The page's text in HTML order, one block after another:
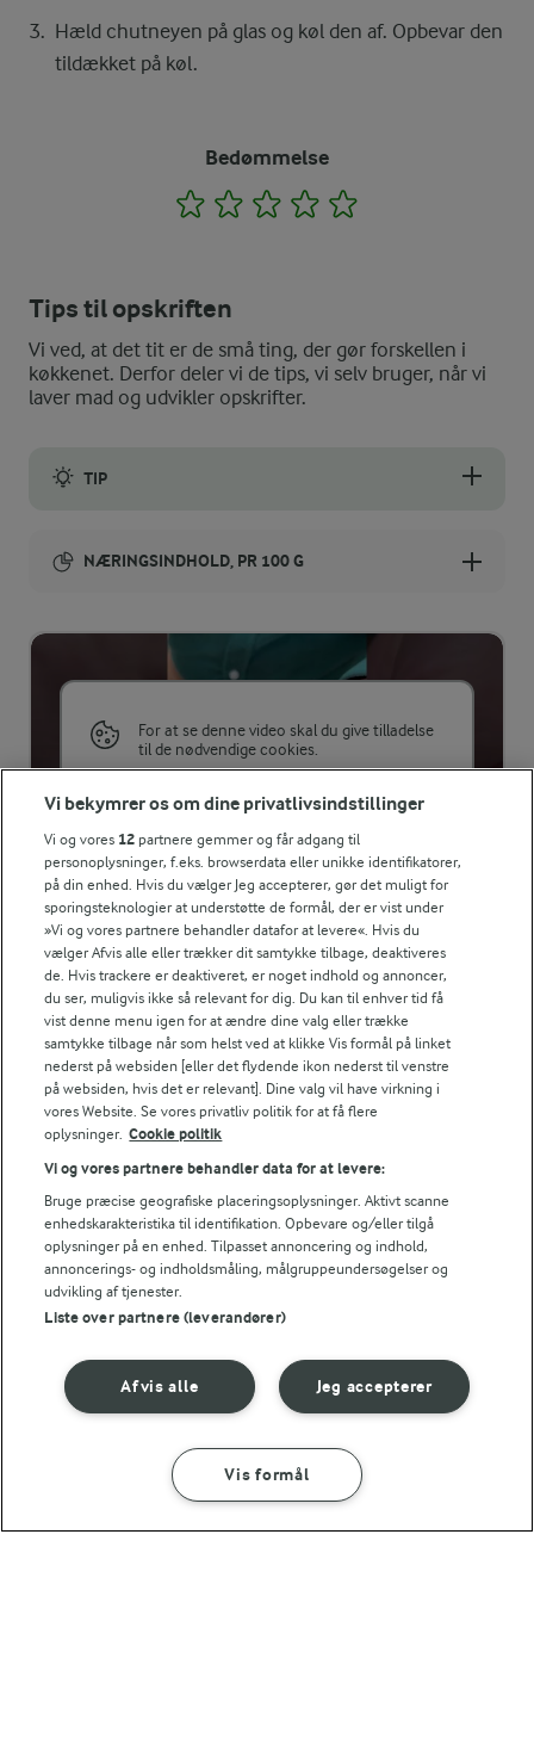
Hæld chutneyen på glas og køl den af. Opbevar den
tildækket på køl.
Bedømmelse
1 2 3 4
Tips til opskriften
Vi ved, at det tit er de små ting, der gør forskellen i
køkkenet. Derfor deler vi de tips, vi selv bruger, når vi
laver mad og udvikler opskrifter.
TIP
NÆRINGSINDHOLD, PR 100 G
504 kJ / 120 kcal
Energifordeling
Fiber:
0,9 g
Protein:
0,7 g
Fedt:
0,2 g
Kulhydrat:
28,5 g
For at se denne video skal du give tilladelse
til de nødvendige cookies.
RELATERET VIDEO
Sådan skræller du nemt ingefær med en
ske.
Skræl frisk ingefær med en ske - se her, hvor nemt det er.
Andre gode forslag
SÅDAN GØR DU INGREDIENSER
Vi bekymrer os om dine privatlivsindstillinger
Vi og vores 12 partnere gemmer og får adgang til
personoplysninger, f.eks. browserdata eller unikke identifikatorer,
på din enhed. Hvis du vælger Jeg accepterer, gør det muligt for
sporingsteknologier at understøtte de formål, der er vist under
»Vi og vores partnere behandler datafor at levere«. Hvis du
vælger Afvis alle eller trækker dit samtykke tilbage, deaktiveres
de. Hvis trackere er deaktiveret, er noget indhold og annoncer,
du ser, muligvis ikke så relevant for dig. Du kan til enhver tid få
vist denne menu igen for at ændre dine valg eller trække
samtykke tilbage når som helst ved at klikke Vis formål på linket
nederst på websiden [eller det flydende ikon nederst til venstre
på websiden, hvis det er relevant]. Dine valg vil have virkning i
vores Website. Se vores privatliv politik for at få flere
oplysninger. Cookie politik
Vi og vores partnere behandler data for at levere:
Bruge præcise geografiske placeringsoplysninger. Aktivt scanne
enhedskarakteristika til identifikation. Opbevare og/eller tilgå
oplysninger på en enhed. Tilpasset annoncering og indhold,
annoncerings- og indholdsmåling, målgruppeundersøgelser og
udvikling af tjenester.
Liste over partnere (leverandører)
Jeg accepterer
Afvis alle
Vis formål